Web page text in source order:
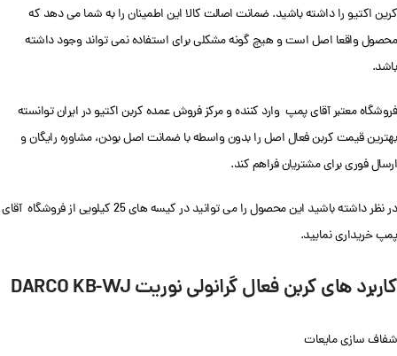
کرین اکتیو را داشته باشید. ضمانت اصالت کالا این اطمینان را به شما می دهد که
محصول واقعا اصل است و هیچ گونه مشکلی برای استفاده نمی تواند وجود داشته
باشد.
فروشگاه معتبر آقای پمپ وارد کننده و مرکز فروش عمده کربن اکتیو در ایران توانسته
بهترین قیمت کربن فعال اصل را بدون واسطه با ضمانت اصل بودن، مشاوره رایگان و
ارسال فوری برای مشتریان فراهم کند.
در نظر داشته باشید این محصول را می توانید در کیسه های 25 کیلویی از فروشگاه آقای
پمپ خریداری نمایید.
کاربرد های کربن فعال گرانولی نوریت DARCO KB-WJ
شفاف سازی مایعات